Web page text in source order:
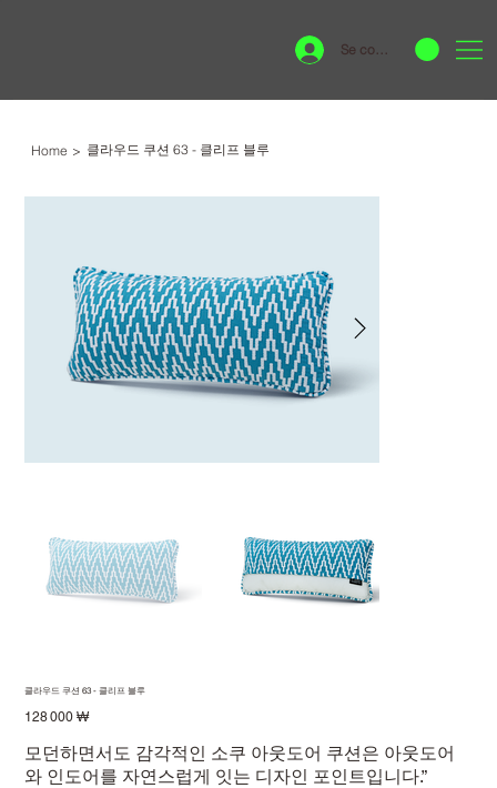
Se connecter
Home > 클라우드 쿠션 63 - 클리프 블루
클라우드 쿠션 63 - 클리프 블루
Prix
128 000 ₩
모던하면서도 감각적인 소쿠 아웃도어 쿠션은 아웃도어
와 인도어를 자연스럽게 잇는 디자인 포인트입니다.”